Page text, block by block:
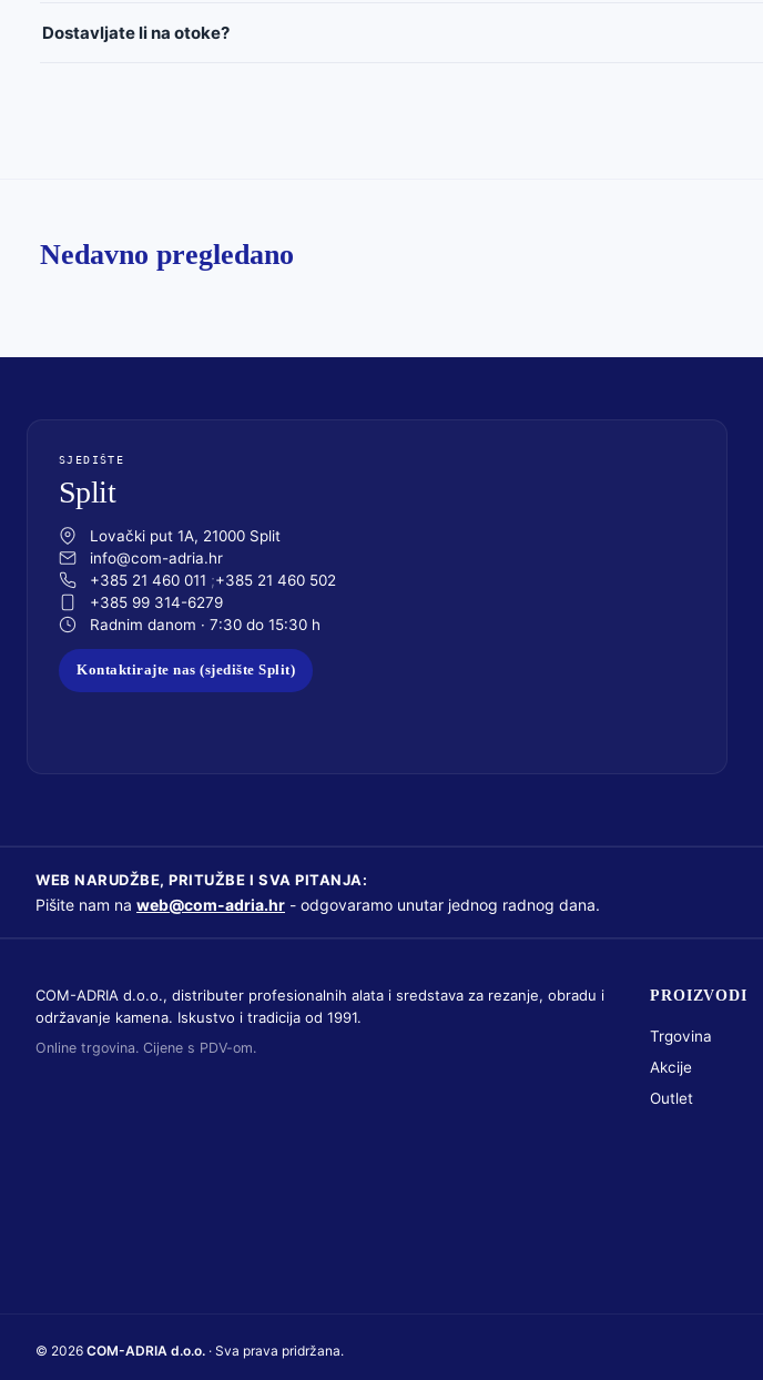
Dostavljate li na otoke?
Nedavno pregledano
SJEDIŠTE
Split
Lovački put 1A, 21000 Split
info@com-adria.hr
+385 21 460 011
+385 21 460 502
+385 99 314-6279
Radnim danom · 7:30 do 15:30 h
Kontaktirajte nas (sjedište Split)
WEB NARUDŽBE, PRITUŽBE I SVA PITANJA:
Pišite nam na web@com-adria.hr - odgovaramo unutar jednog radnog dana.
COM-ADRIA d.o.o., distributer profesionalnih alata i sredstava za rezanje, obradu i
održavanje kamena. Iskustvo i tradicija od 1991.
Online trgovina. Cijene s PDV-om.
PROIZVODI
Trgovina
Akcije
Outlet
© 2026 COM-ADRIA d.o.o. · Sva prava pridržana.